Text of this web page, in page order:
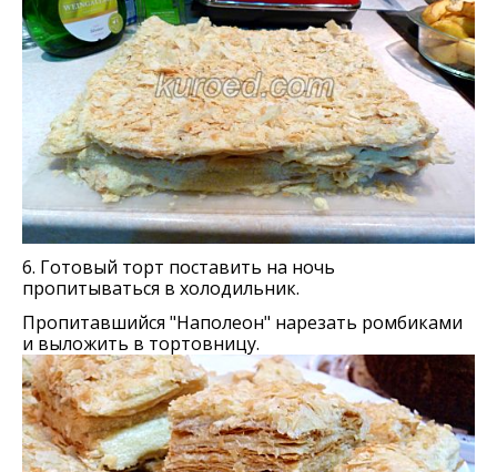
6. Готовый торт поставить на ночь
пропитываться в холодильник.
Пропитавшийся "Наполеон" нарезать ромбиками
и выложить в тортовницу.